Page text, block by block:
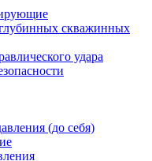
скважинных
удара
(до себя)